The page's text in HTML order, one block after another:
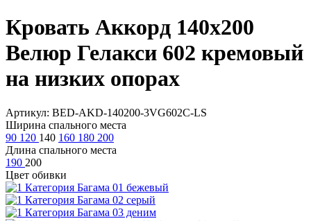
Кровать Аккорд 140х200
Велюр Гелакси 602 кремовый
на низких опорах
Артикул: BED-AKD-140200-3VG602C-LS
Ширина спального места
90 120 140 160 180 200
Длина спального места
190 200
Цвет обивки